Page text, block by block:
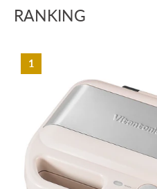
RANKING
1